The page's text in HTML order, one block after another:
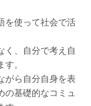
を使って社会で活
く、自分で考え自
。
がら自分自身を表
の基礎的なコミュ